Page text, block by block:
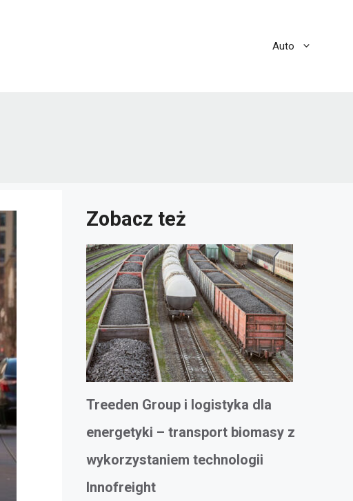
Auto
Zobacz też
Treeden Group i logistyka dla
energetyki – transport biomasy z
wykorzystaniem technologii
Innofreight